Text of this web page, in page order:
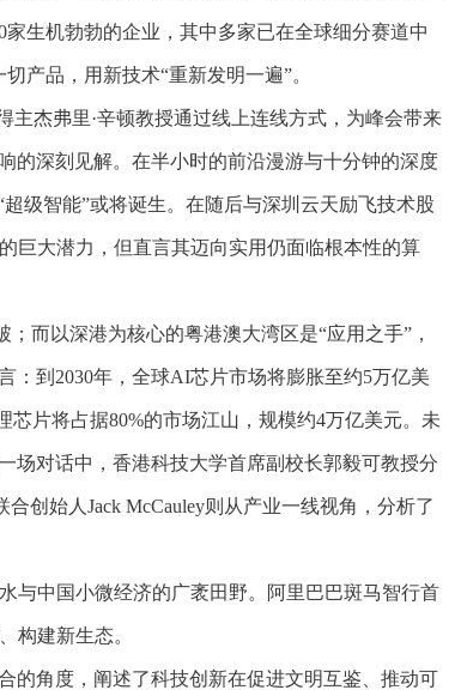
生机勃勃的企业，其中多家已在全球细分赛道中
产品，用新技术“重新发明一遍”。
主杰弗里·辛顿教授通过线上连线方式，为峰会带来
的深刻见解。在半小时的前沿漫游与十分钟的深度
级智能”或将诞生。在随后与深圳云天励飞技术股
巨大潜力，但直言其迈向实用仍面临根本性的算
而以深港为核心的粤港澳大湾区是“应用之手”，
：到2030年，全球AI芯片市场将膨胀至约5万亿美
片将占据80%的市场江山，规模约4万亿美元。未
场对话中，香港科技大学首席副校长郭毅可教授分
创始人Jack McCauley则从产业一线视角，分析了
与中国小微经济的广袤田野。阿里巴巴斑马智行首
构建新生态。
的角度，阐述了科技创新在促进文明互鉴、推动可